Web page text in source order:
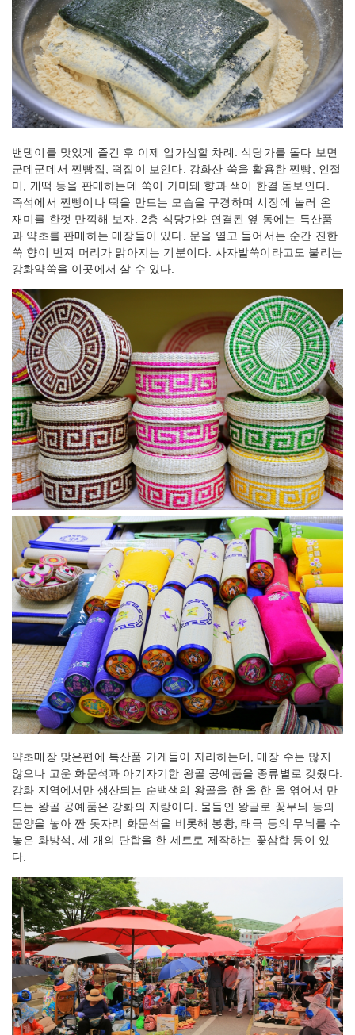
밴댕이를 맛있게 즐긴 후 이제 입가심할 차례. 식당가를 돌다 보면
군데군데서 찐빵집, 떡집이 보인다. 강화산 쑥을 활용한 찐빵, 인절
미, 개떡 등을 판매하는데 쑥이 가미돼 향과 색이 한결 돋보인다.
즉석에서 찐빵이나 떡을 만드는 모습을 구경하며 시장에 놀러 온
재미를 한껏 만끽해 보자. 2층 식당가와 연결된 옆 동에는 특산품
과 약초를 판매하는 매장들이 있다. 문을 열고 들어서는 순간 진한
쑥 향이 번져 머리가 맑아지는 기분이다. 사자발쑥이라고도 불리는
강화약쑥을 이곳에서 살 수 있다.
약초매장 맞은편에 특산품 가게들이 자리하는데, 매장 수는 많지
않으나 고운 화문석과 아기자기한 왕골 공예품을 종류별로 갖췄다.
강화 지역에서만 생산되는 순백색의 왕골을 한 올 한 올 엮어서 만
드는 왕골 공예품은 강화의 자랑이다. 물들인 왕골로 꽃무늬 등의
문양을 놓아 짠 돗자리 화문석을 비롯해 봉황, 태극 등의 무늬를 수
놓은 화방석, 세 개의 단합을 한 세트로 제작하는 꽃삼합 등이 있
다.